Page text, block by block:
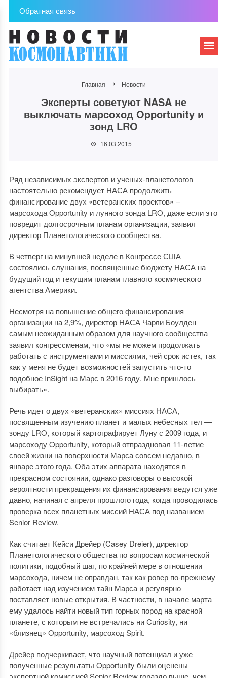
Обратная связь
Главная Новости
Эксперты советуют NASA не
выключать марсоход Opportunity и
зонд LRO
16.03.2015
Ряд независимых экспертов и ученых-планетологов
настоятельно рекомендует НАСА продолжить
финансирование двух «ветеранских проектов» –
марсохода Opportunity и лунного зонда LRO, даже если это
повредит долгосрочным планам организации, заявил
директор Планетологического сообщества.
В четверг на минувшей неделе в Конгрессе США
состоялись слушания, посвященные бюджету НАСА на
будущий год и текущим планам главного космического
агентства Америки.
Несмотря на повышение общего финансирования
организации на 2,9%, директор НАСА Чарли Боулден
самым неожиданным образом для научного сообщества
заявил конгрессменам, что «мы не можем продолжать
работать с инструментами и миссиями, чей срок истек, так
как у меня не будет возможностей запустить что-то
подобное InSight на Марс в 2016 году. Мне пришлось
выбирать».
Речь идет о двух «ветеранских» миссиях НАСА,
посвященным изучению планет и малых небесных тел —
зонду LRO, который картографирует Луну с 2009 года, и
марсоходу Opportunity, который отпраздновал 11-летие
своей жизни на поверхности Марса совсем недавно, в
январе этого года. Оба этих аппарата находятся в
прекрасном состоянии, однако разговоры о высокой
вероятности прекращения их финансирования ведутся уже
давно, начиная с апреля прошлого года, когда проводилась
проверка всех планетных миссий НАСА под названием
Senior Review.
Как считает Кейси Дрейер (Casey Dreier), директор
Планетологического общества по вопросам космической
политики, подобный шаг, по крайней мере в отношении
марсохода, ничем не оправдан, так как ровер по-прежнему
работает над изучением тайн Марса и регулярно
поставляет новые открытия. В частности, в начале марта
ему удалось найти новый тип горных пород на красной
планете, с которым не встречались ни Curiosity, ни
«близнец» Opportunity, марсоход Spirit.
Дрейер подчеркивает, что научный потенциал и уже
полученные результаты Opportunity были оценены